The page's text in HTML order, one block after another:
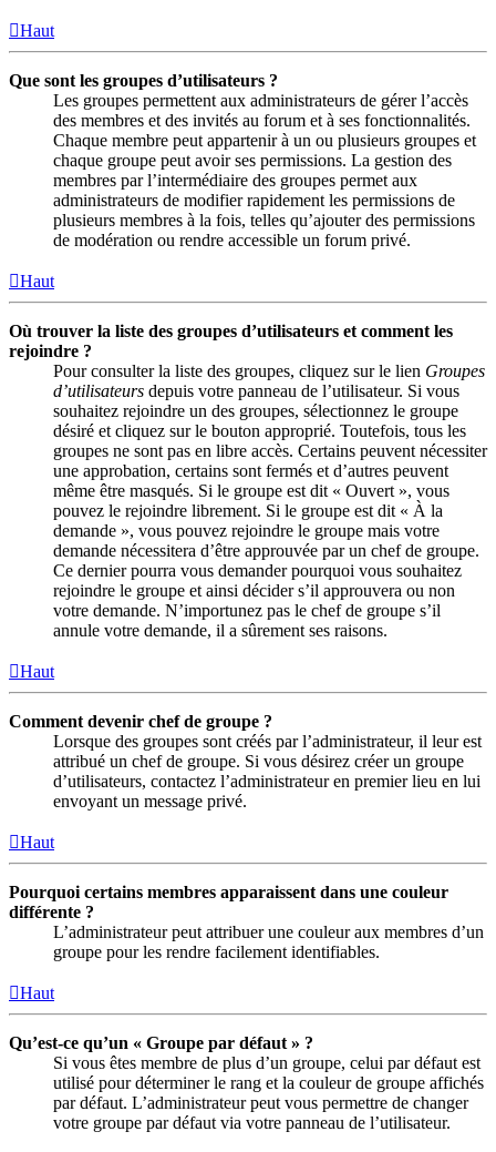
Haut
Que sont les groupes d’utilisateurs ?
Les groupes permettent aux administrateurs de gérer l’accès
des membres et des invités au forum et à ses fonctionnalités.
Chaque membre peut appartenir à un ou plusieurs groupes et
chaque groupe peut avoir ses permissions. La gestion des
membres par l’intermédiaire des groupes permet aux
administrateurs de modifier rapidement les permissions de
plusieurs membres à la fois, telles qu’ajouter des permissions
de modération ou rendre accessible un forum privé.
Haut
Où trouver la liste des groupes d’utilisateurs et comment les
rejoindre ?
Pour consulter la liste des groupes, cliquez sur le lien Groupes
d’utilisateurs depuis votre panneau de l’utilisateur. Si vous
souhaitez rejoindre un des groupes, sélectionnez le groupe
désiré et cliquez sur le bouton approprié. Toutefois, tous les
groupes ne sont pas en libre accès. Certains peuvent nécessiter
une approbation, certains sont fermés et d’autres peuvent
même être masqués. Si le groupe est dit « Ouvert », vous
pouvez le rejoindre librement. Si le groupe est dit « À la
demande », vous pouvez rejoindre le groupe mais votre
demande nécessitera d’être approuvée par un chef de groupe.
Ce dernier pourra vous demander pourquoi vous souhaitez
rejoindre le groupe et ainsi décider s’il approuvera ou non
votre demande. N’importunez pas le chef de groupe s’il
annule votre demande, il a sûrement ses raisons.
Haut
Comment devenir chef de groupe ?
Lorsque des groupes sont créés par l’administrateur, il leur est
attribué un chef de groupe. Si vous désirez créer un groupe
d’utilisateurs, contactez l’administrateur en premier lieu en lui
envoyant un message privé.
Haut
Pourquoi certains membres apparaissent dans une couleur
différente ?
L’administrateur peut attribuer une couleur aux membres d’un
groupe pour les rendre facilement identifiables.
Haut
Qu’est-ce qu’un « Groupe par défaut » ?
Si vous êtes membre de plus d’un groupe, celui par défaut est
utilisé pour déterminer le rang et la couleur de groupe affichés
par défaut. L’administrateur peut vous permettre de changer
votre groupe par défaut via votre panneau de l’utilisateur.